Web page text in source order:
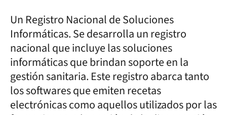
Un Registro Nacional de Soluciones
Informáticas. Se desarrolla un registro
nacional que incluye las soluciones
informáticas que brindan soporte en la
gestión sanitaria. Este registro abarca tanto
los softwares que emiten recetas
electrónicas como aquellos utilizados por las